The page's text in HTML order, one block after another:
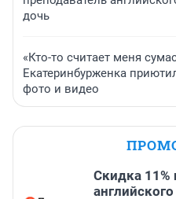
дочь
«Кто-то считает меня
Екатеринбурженка
фото и видео
Скидка 11%
английского